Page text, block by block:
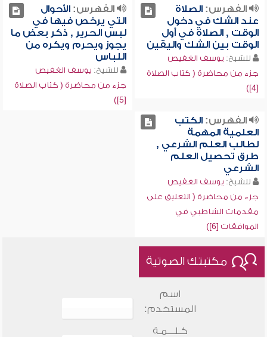
الفهرس:الصلاة
عند الشك في دخول
الوقت , الصلاة في أول
الوقت بين الشك واليقين
للشيخ: يوسف الغفيص
جزء من محاضرة ( كتاب الصلاة
[4])
الفهرس:الأحوال
التي يرخص فيها في
لبس الحرير , ذكر بعض ما
يجوز ويحرم ويكره من
اللباس
للشيخ: يوسف الغفيص
جزء من محاضرة ( كتاب الصلاة
[5])
الفهرس:الكتب
العلمية المهمة
لطالب العلم الشرعي ,
طرق تحصيل العلم
الشرعي
للشيخ: يوسف الغفيص
جزء من محاضرة ( التعليق على
مقدمات الشاطبي في
الموافقات [6])
مكتبتك الصوتية
اسم
المستخدم:
كـلـــمـة